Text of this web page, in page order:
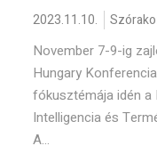
2023.11.10.
November 7-9-ig
Hungary
fókusztémája idén a
Intelligencia és
A...